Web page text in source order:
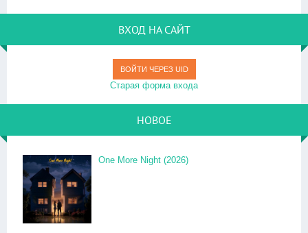
ВХОД НА САЙТ
ВОЙТИ ЧЕРЕЗ UID
Старая форма входа
НОВОЕ
One More Night (2026)